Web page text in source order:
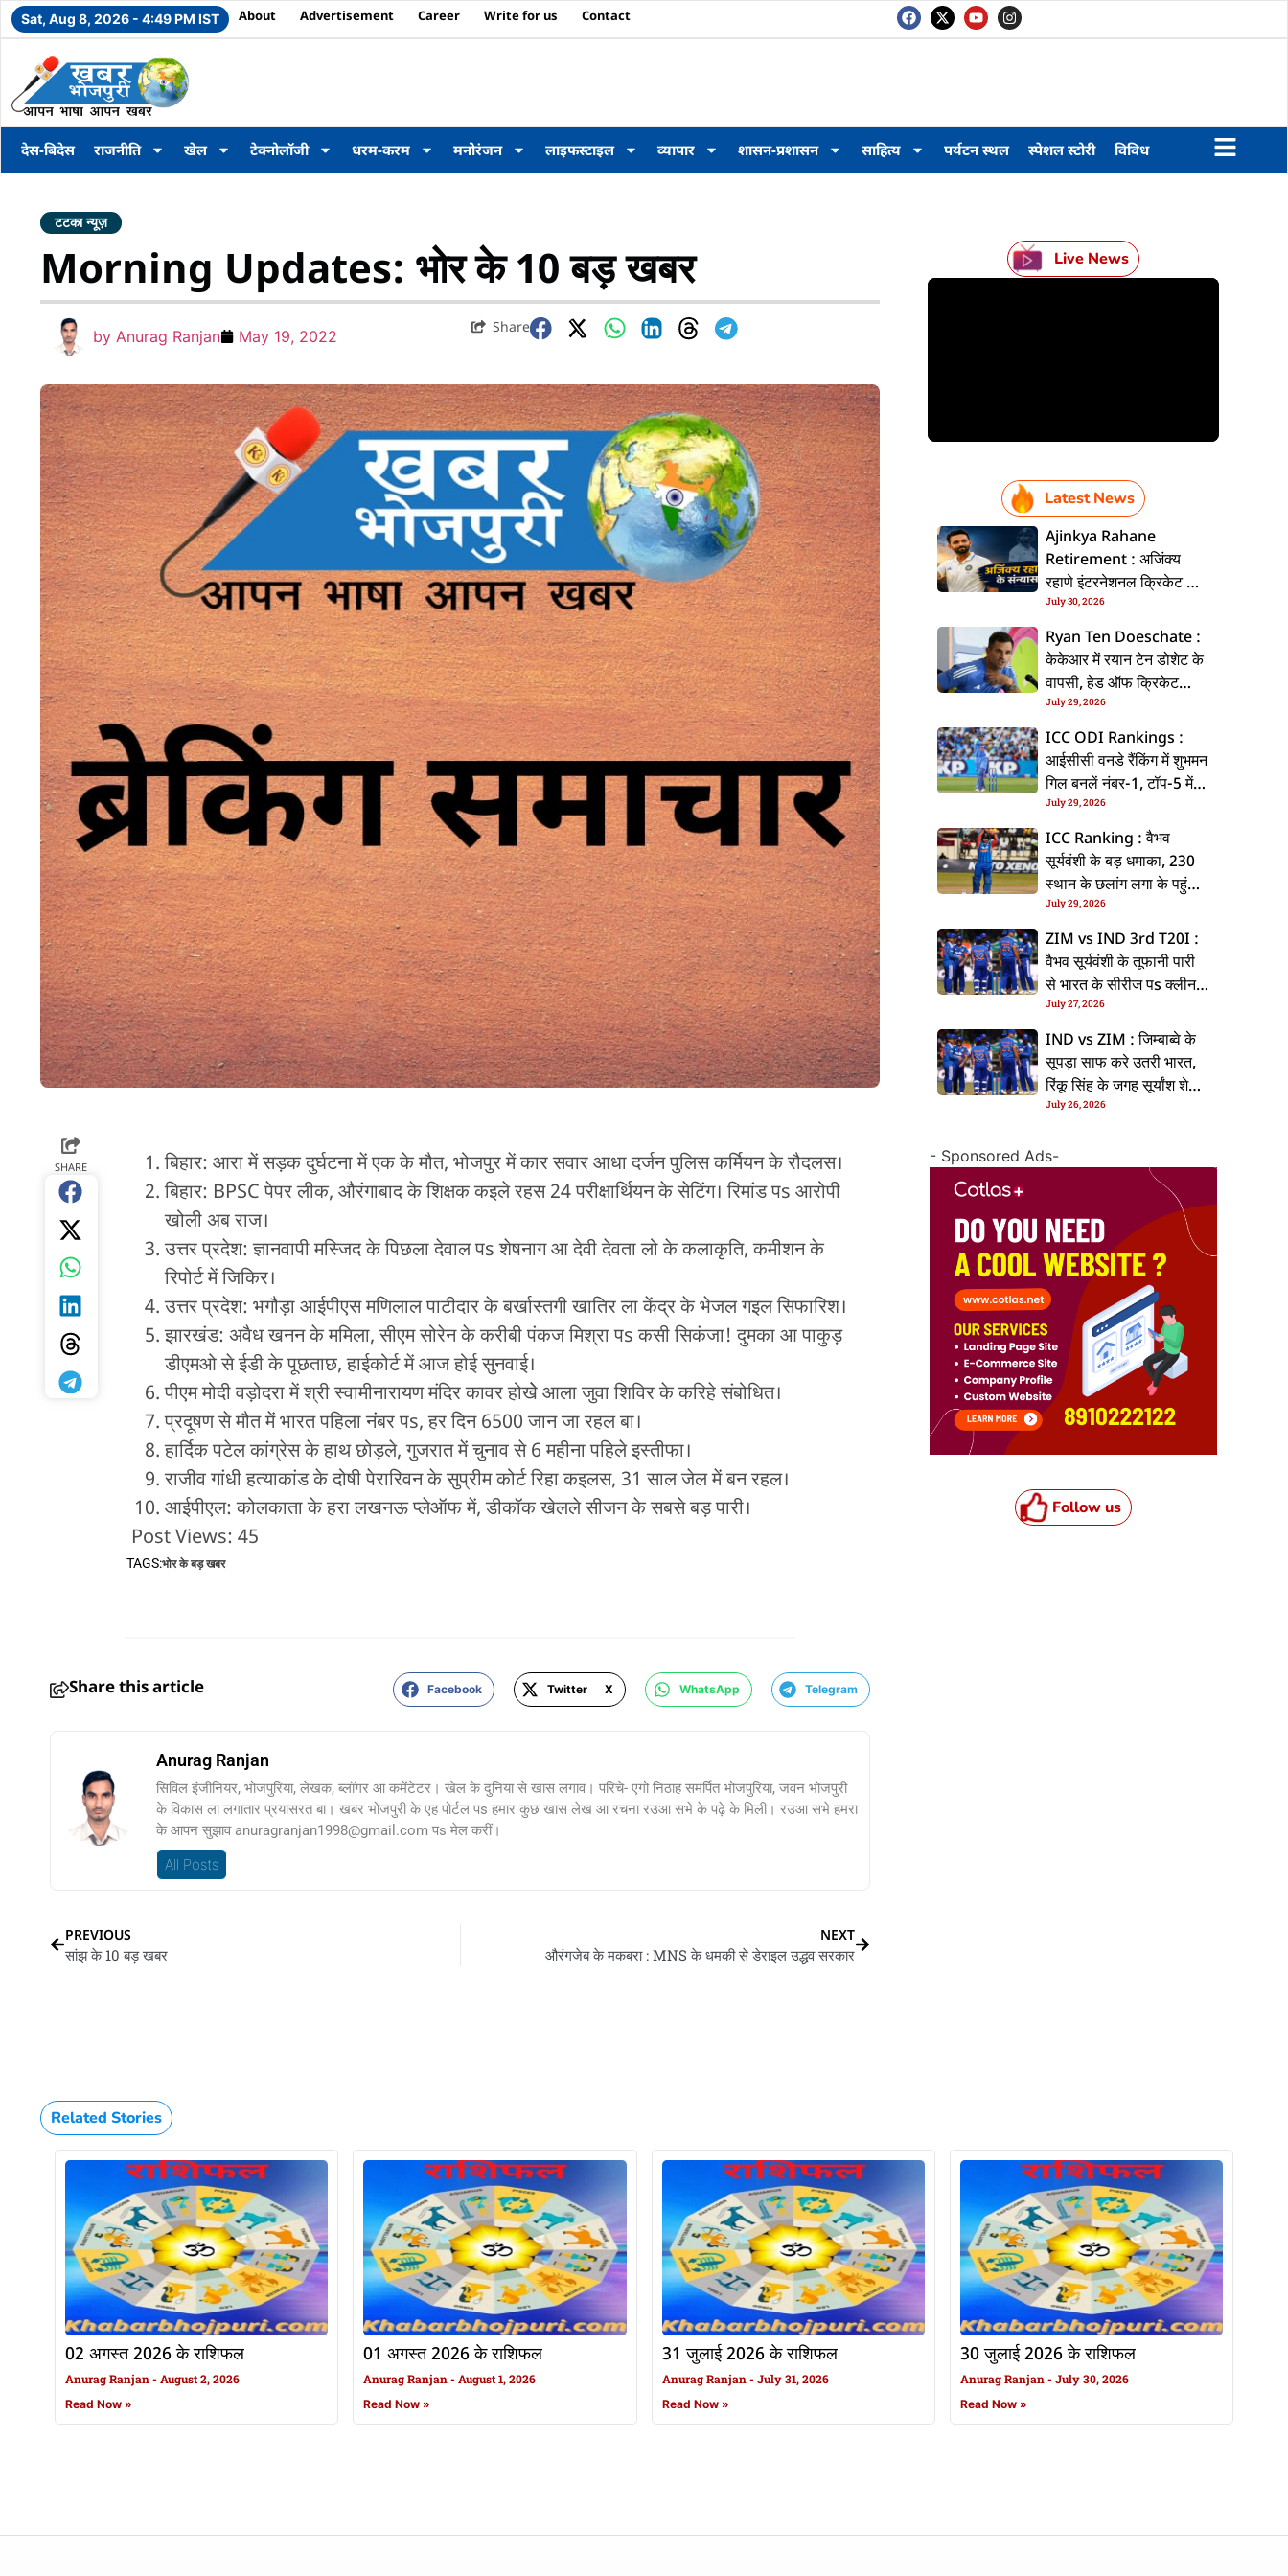
Sat, Aug 8, 2026 - 4:49 PM IST About Advertisement Career Write for us Contact
देस-बिदेस राजनीति खेल टेक्नोलॉजी धरम-करम मनोरंजन लाइफस्टाइल व्यापार शासन-प्रशासन साहित्य पर्यटन स्थल स्पेशल स्टोरी विविध
टटका न्यूज़
Morning Updates: भोर के 10 बड़ खबर
by Anurag Ranjan May 19, 2022
Share
SHARE
बिहार: आरा में सड़क दुर्घटना में एक के मौत, भोजपुर में कार सवार आधा दर्जन पुलिस कर्मियन के रौदलस।
बिहार: BPSC पेपर लीक, औरंगाबाद के शिक्षक कइले रहस 24 परीक्षार्थियन के सेटिंग। रिमांड पs आरोपी
खोली अब राज।
उत्तर प्रदेश: ज्ञानवापी मस्जिद के पिछला देवाल पs शेषनाग आ देवी देवता लो के कलाकृति, कमीशन के
रिपोर्ट में जिकिर।
उत्तर प्रदेश: भगौड़ा आईपीएस मणिलाल पाटीदार के बर्खास्तगी खातिर ला केंद्र के भेजल गइल सिफारिश।
झारखंड: अवैध खनन के ममिला, सीएम सोरेन के करीबी पंकज मिश्रा पs कसी सिकंजा! दुमका आ पाकुड़
डीएमओ से ईडी के पूछताछ, हाईकोर्ट में आज होई सुनवाई।
पीएम मोदी वड़ोदरा में श्री स्वामीनारायण मंदिर कावर होखेे आला जुवा शिविर के करिहे संबोधित।
प्रदूषण से मौत में भारत पहिला नंबर पs, हर दिन 6500 जान जा रहल बा।
हार्दिक पटेल कांग्रेस के हाथ छोड़ले, गुजरात में चुनाव से 6 महीना पहिले इस्तीफा।
राजीव गांधी हत्याकांड के दोषी पेरारिवन के सुप्रीम कोर्ट रिहा कइलस, 31 साल जेल में बन रहल।
आईपीएल: कोलकाता के हरा लखनऊ प्लेऑफ में, डीकॉक खेलले सीजन के सबसे बड़ पारी।
Post Views: 45
TAGS:भोर के बड़ खबर
Share this article Facebook Twitter X WhatsApp Telegram
Anurag Ranjan
सिविल इंजीनियर, भोजपुरिया, लेखक, ब्लॉगर आ कमेंटेटर। खेल के दुनिया से खास लगाव। परिचे- एगो निठाह समर्पित भोजपुरिया, जवन भोजपुरी
के विकास ला लगातार प्रयासरत बा। खबर भोजपुरी के एह पोर्टल पs हमार कुछ खास लेख आ रचना रउआ सभे के पढ़े के मिली। रउआ सभे हमरा
के आपन सुझाव anuragranjan1998@gmail.com पs मेल करीं।
All Posts
PREVIOUS
सांझ के 10 बड़ खबर
NEXT
औरंगजेब के मकबरा : MNS के धमकी से डेराइल उद्धव सरकार
Live News
Latest News
Ajinkya Rahane
Retirement : अजिंक्य
रहाणे इंटरनेशनल क्रिकेट से
ललें संन्यास, सोशल मीडिया
पs पोस्ट कs के कइलें एलान
July 30, 2026
Ryan Ten Doeschate :
केकेआर में रयान टेन डोशेट के
वापसी, हेड ऑफ क्रिकेट
स्ट्रेटजी के जिम्मेदारी संभरिहें
July 29, 2026
ICC ODI Rankings :
आईसीसी वनडे रैंकिंग में शुभमन
गिल बनलें नंबर-1, टॉप-5 में
भारत के तीन बल्लेबाज
July 29, 2026
ICC Ranking : वैभव
सूर्यवंशी के बड़ धमाका, 230
स्थान के छलांग लगा के पहुंचलें
48वां नंबर पs
July 29, 2026
ZIM vs IND 3rd T20I :
वैभव सूर्यवंशी के तूफानी पारी
से भारत के सीरीज पs क्लीन
स्वीप, जिम्बाब्वे 35 रन से
हारल
July 27, 2026
IND vs ZIM : जिम्बाब्वे के
सूपड़ा साफ करे उतरी भारत,
रिंकू सिंह के जगह सूर्यांश शेडगे
के मिल सकेला मवका
July 26, 2026
- Sponsored Ads-
Follow us
Related Stories
02 अगस्त 2026 के राशिफल
Anurag Ranjan August 2, 2026
Read Now »
01 अगस्त 2026 के राशिफल
Anurag Ranjan August 1, 2026
Read Now »
31 जुलाई 2026 के राशिफल
Anurag Ranjan July 31, 2026
Read Now »
30 जुलाई 2026 के राशिफल
Anurag Ranjan July 30, 2026
Read Now »